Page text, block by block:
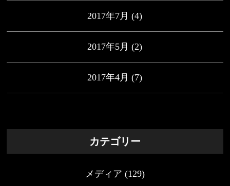
2017年7月 (4)
2017年5月 (2)
2017年4月 (7)
カテゴリー
メディア (129)